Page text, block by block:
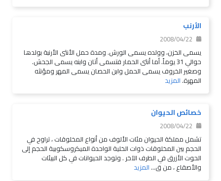
الأرنب
2008/04/22
يسمى الخزن، وولده يسمى الورش. ومدة حمل الأنثى الأرنبة بولدها
حوالي 31 يوماً. أما أنثى الحمار فتسمى أتان وابنه يسمى الجحش.
وصغير الخروف يسمى الحمل وابن الحصان يسمى المهر ومؤنثه
المهرة.المزيد
خصائص الحيوان
2008/04/22
تشمل مملكة الحيوان مئات الألوف من أنواع المخلوقات ، تراوح في
الحجم بين المخلوقات ذوات الخلية الواحدة الميكروسكوبية الحجم إلى
الحوت الأزرق في الطرف الآخر . وتوجد الحيوانات في كل البيئات
والأصقاع ، من ق...المزيد